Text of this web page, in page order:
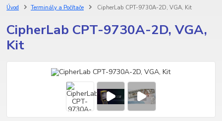
Úvod Terminály a Počítače CipherLab CPT-9730A-2D, VGA, Kit
CipherLab CPT-9730A-2D, VGA,
Kit